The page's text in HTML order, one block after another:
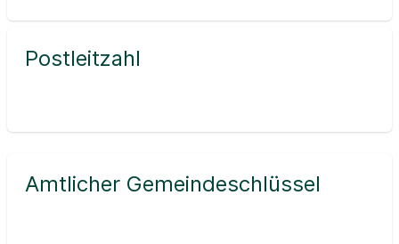
Postleitzahl
Amtlicher Gemeindeschlüssel